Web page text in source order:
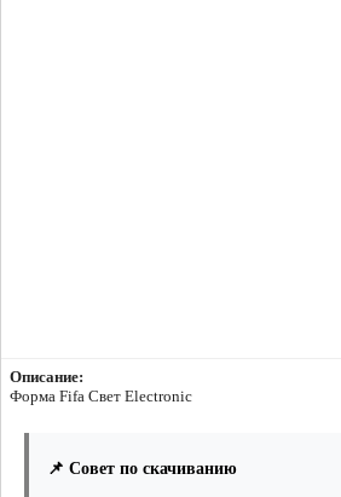
Описание:
Форма Fifa Свет Electronic
📌 Совет по скачиванию